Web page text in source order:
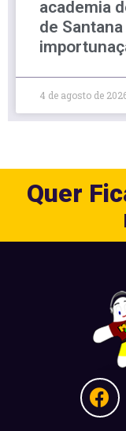
academia
de
4 de agosto de
Quer